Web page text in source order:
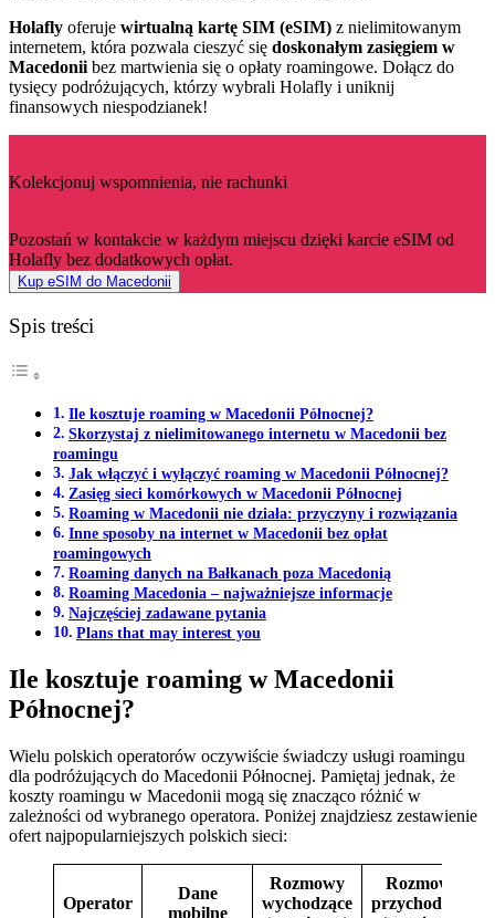
Holafly oferuje wirtualną kartę SIM (eSIM) z nielimitowanym
internetem, która pozwala cieszyć się doskonałym zasięgiem w
Macedonii bez martwienia się o opłaty roamingowe. Dołącz do
tysięcy podróżujących, którzy wybrali Holafly i uniknij
finansowych niespodzianek!
Kolekcjonuj wspomnienia, nie rachunki
Pozostań w kontakcie w każdym miejscu dzięki karcie eSIM od
Holafly bez dodatkowych opłat.
Kup eSIM do Macedonii
Spis treści
Ile kosztuje roaming w Macedonii Północnej?
Skorzystaj z nielimitowanego internetu w Macedonii bez
roamingu
Jak włączyć i wyłączyć roaming w Macedonii Północnej?
Zasięg sieci komórkowych w Macedonii Północnej
Roaming w Macedonii nie działa: przyczyny i rozwiązania
Inne sposoby na internet w Macedonii bez opłat
roamingowych
Roaming danych na Bałkanach poza Macedonią
Roaming Macedonia – najważniejsze informacje
Najczęściej zadawane pytania
Plans that may interest you
Ile kosztuje roaming w Macedonii
Północnej?
Wielu polskich operatorów oczywiście świadczy usługi roamingu
dla podróżujących do Macedonii Północnej. Pamiętaj jednak, że
koszty roamingu w Macedonii mogą się znacząco różnić w
zależności od wybranego operatora. Poniżej znajdziesz zestawienie
ofert najpopularniejszych polskich sieci:
Operator
Dane
mobilne
Rozmowy
wychodzące
Rozmowy
przychodzące